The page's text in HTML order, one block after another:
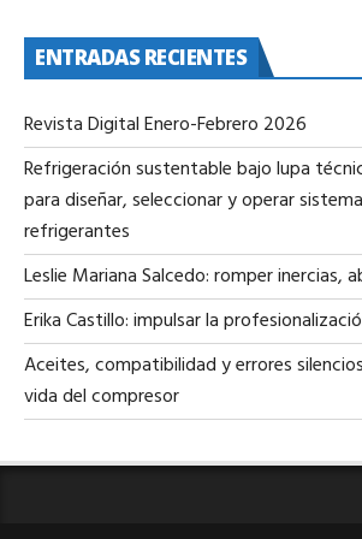
ENTRADAS RECIENTES
Revista Digital Enero-Febrero 2026
Refrigeración sustentable bajo lupa
para diseñar, seleccionar y operar
refrigerantes
Leslie Mariana Salcedo: romper inercias,
Erika Castillo: impulsar la
Aceites, compatibilidad y errores
vida del compresor